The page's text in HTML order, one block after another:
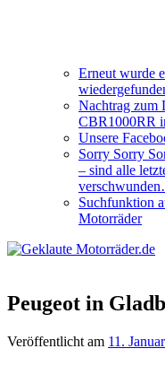
Erneut wurde
Nachtrag zum
CBR1000RR
Unsere
Sorry Sorry
– sind alle
Suchfunktion
Motorräder
Peugeot in
Veröffentlicht am 11.